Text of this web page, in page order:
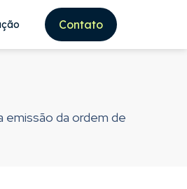
Contato
emissão da ordem de